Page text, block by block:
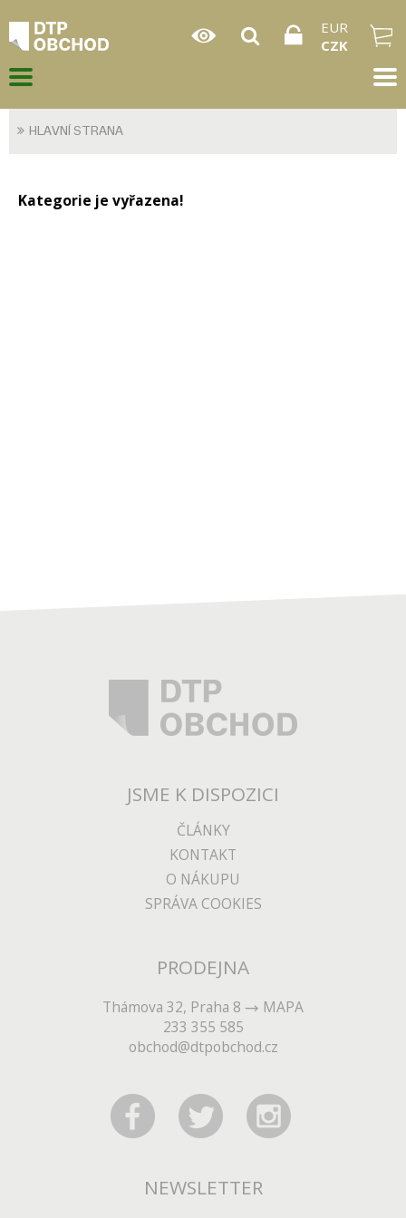
EUR
CZK
HLAVNÍ STRANA
Kategorie je vyřazena!
JSME K DISPOZICI
ČLÁNKY
KONTAKT
O NÁKUPU
SPRÁVA COOKIES
PRODEJNA
Thámova 32, Praha 8
MAPA
233 355 585
obchod@dtpobchod.cz
NEWSLETTER